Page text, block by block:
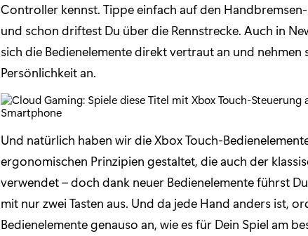
Controller kennst. Tippe einfach auf den
und schon driftest Du über die Rennstrecke. Auch in
sich die Bedienelemente direkt vertraut an und nehmen
Persönlichkeit an.
Und natürlich haben wir die Xbox Touch-
ergonomischen Prinzipien gestaltet, die auch der
verwendet – doch dank neuer Bedienelemente führst
mit nur zwei Tasten aus. Und da jede Hand anders ist,
Bedienelemente genauso an, wie es für Dein Spiel am